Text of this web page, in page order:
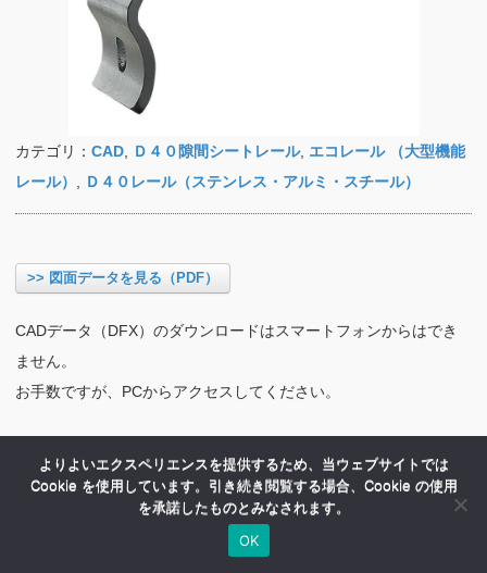
カテゴリ： CAD Ｄ４０隙間シートレール, エコレール （大型機能
レール）
Ｄ４０レール（ステンレス・アルミ・スチール）
>> 図面データを見る（PDF）
CADデータ（DFX）のダウンロードはスマートフォンからはでき
ません。
お手数ですが、PCからアクセスしてください。
よりよいエクスペリエンスを提供するため、当ウェブサイトでは
Cookie を使用しています。引き続き閲覧する場合、Cookie の使用
を承諾したものとみなされます。
OK